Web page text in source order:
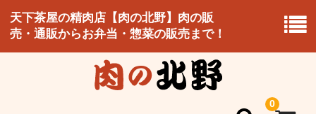
天下茶屋の精肉店【肉の北野】肉の販
売・通販からお弁当・惣菜の販売まで！
0